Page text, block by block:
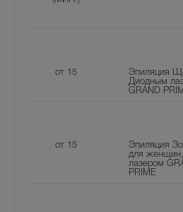
от 15
Эпиляция
Диодным
GRAND
от 15
Эпиляция
для
лазером
PRIME